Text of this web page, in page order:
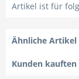
Artikel ist für
Ähnliche Artikel
Kunden kauften